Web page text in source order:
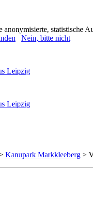
statistische
Nein, bitte nicht
Kanupark Markkleeberg >